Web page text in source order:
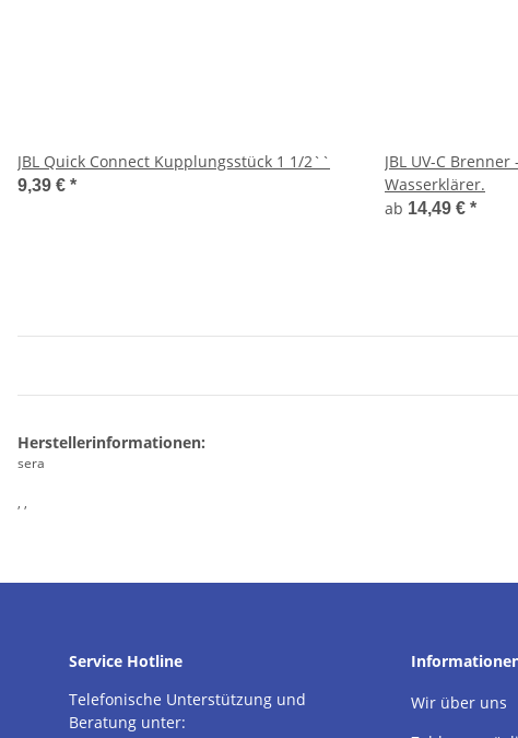
JBL Quick Connect Kupplungsstück 1 1/2``
9,39 € *
JBL UV-C
Wasserklärer.
ab 14,49 € *
Herstellerinformationen:
sera
, ,
Service Hotline
Telefonische Unterstützung und
Beratung unter:
Wir über uns